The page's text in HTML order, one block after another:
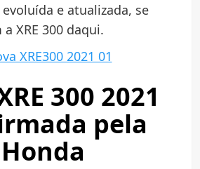
e atualizada, se
XRE 300 daqui.
300 2021
pela
Honda